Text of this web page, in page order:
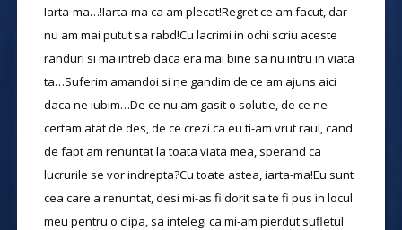
Iarta-ma…!Iarta-ma ca am plecat!Regret ce am facut, dar
nu am mai putut sa rabd!Cu lacrimi in ochi scriu aceste
randuri si ma intreb daca era mai bine sa nu intru in viata
ta…Suferim amandoi si ne gandim de ce am ajuns aici
daca ne iubim…De ce nu am gasit o solutie, de ce ne
certam atat de des, de ce crezi ca eu ti-am vrut raul, cand
de fapt am renuntat la toata viata mea, sperand ca
lucrurile se vor indrepta?Cu toate astea, iarta-ma!Eu sunt
cea care a renuntat, desi mi-as fi dorit sa te fi pus in locul
meu pentru o clipa, sa intelegi ca mi-am pierdut sufletul